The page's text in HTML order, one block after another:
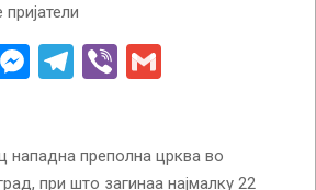
Messenger
Telegram
Viber
преполна црква во
при што загинаа најмалку 22